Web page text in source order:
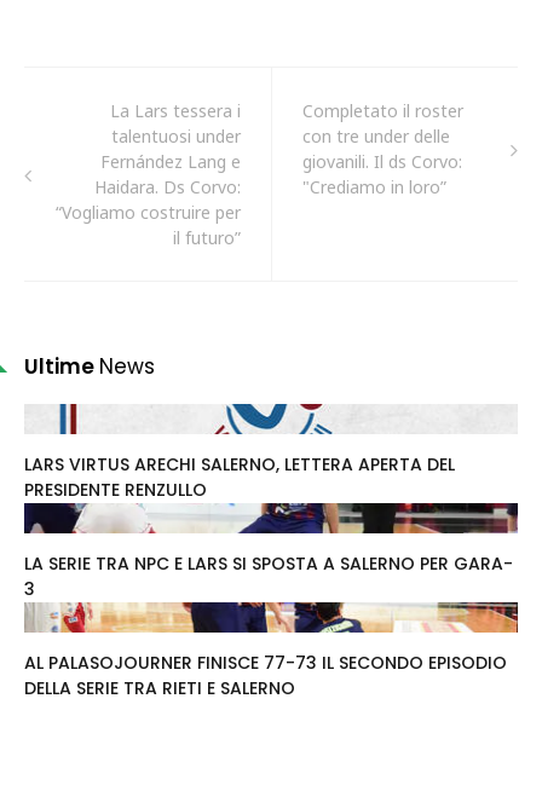
La Lars tessera i
talentuosi under
Fernández Lang e
Haidara. Ds Corvo:
“Vogliamo costruire per
il futuro”
Completato il roster
con tre under delle
giovanili. Il ds Corvo:
"Crediamo in loro”
Ultime News
LARS VIRTUS ARECHI SALERNO, LETTERA APERTA DEL
PRESIDENTE RENZULLO
LA SERIE TRA NPC E LARS SI SPOSTA A SALERNO PER GARA-
3
AL PALASOJOURNER FINISCE 77-73 IL SECONDO EPISODIO
DELLA SERIE TRA RIETI E SALERNO